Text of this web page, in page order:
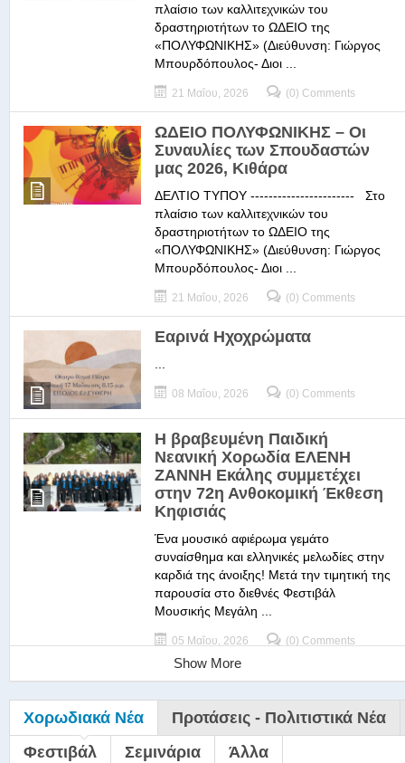
πλαίσιο των καλλιτεχνικών του
δραστηριοτήτων το ΩΔΕΙΟ της
«ΠΟΛΥΦΩΝΙΚΗΣ» (Διεύθυνση: Γιώργος
Μπουρδόπουλος- Διοι ...
21 Μαΐου, 2026 (0) Comments
ΩΔΕΙΟ ΠΟΛΥΦΩΝΙΚΗΣ – Οι
Συναυλίες των Σπουδαστών
μας 2026, Κιθάρα
ΔΕΛΤΙΟ ΤΥΠΟΥ ----------------------- Στο
πλαίσιο των καλλιτεχνικών του
δραστηριοτήτων το ΩΔΕΙΟ της
«ΠΟΛΥΦΩΝΙΚΗΣ» (Διεύθυνση: Γιώργος
Μπουρδόπουλος- Διοι ...
21 Μαΐου, 2026 (0) Comments
Εαρινά Ηχοχρώματα
08 Μαΐου, 2026 (0) Comments
Η βραβευμένη Παιδική
Νεανική Χορωδία ΕΛΕΝΗ
ΖΑΝΝΗ Εκάλης συμμετέχει
στην 72η Ανθοκομική Έκθεση
Κηφισιάς
Ένα μουσικό αφιέρωμα γεμάτο
συναίσθημα και ελληνικές μελωδίες στην
καρδιά της άνοιξης! Μετά την τιμητική της
παρουσία στο διεθνές Φεστιβάλ
Μουσικής Μεγάλη ...
05 Μαΐου, 2026 (0) Comments
Show More
Χορωδιακά Νέα
Προτάσεις - Πολιτιστικά Νέα
Φεστιβάλ
Σεμινάρια Άλλα